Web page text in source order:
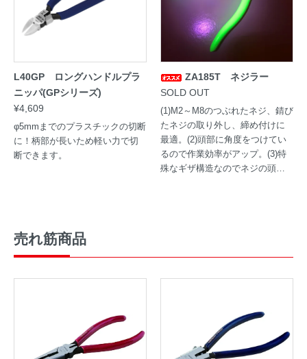
L40GP ロングハンドルプラ
ニッパ(GPシリーズ)
¥4,609
φ5mmまでのプラスチックの切断
に！柄部が長いため軽い力で切
断できます。
ZA185T ネジラー
SOLD OUT
(1)M2～M8のつぶれたネジ、錆び
たネジの取り外し、締め付けに
最適。(2)頭部に角度をつけてい
るので作業効率がアップ。(3)特
殊なギザ構造なのでネジの頭を
売れ筋商品